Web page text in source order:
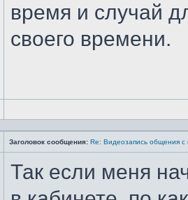
время и случай
своего времени.
Профиль
Заголовок сообщения: Re: Видеозапись общения
Так если меня